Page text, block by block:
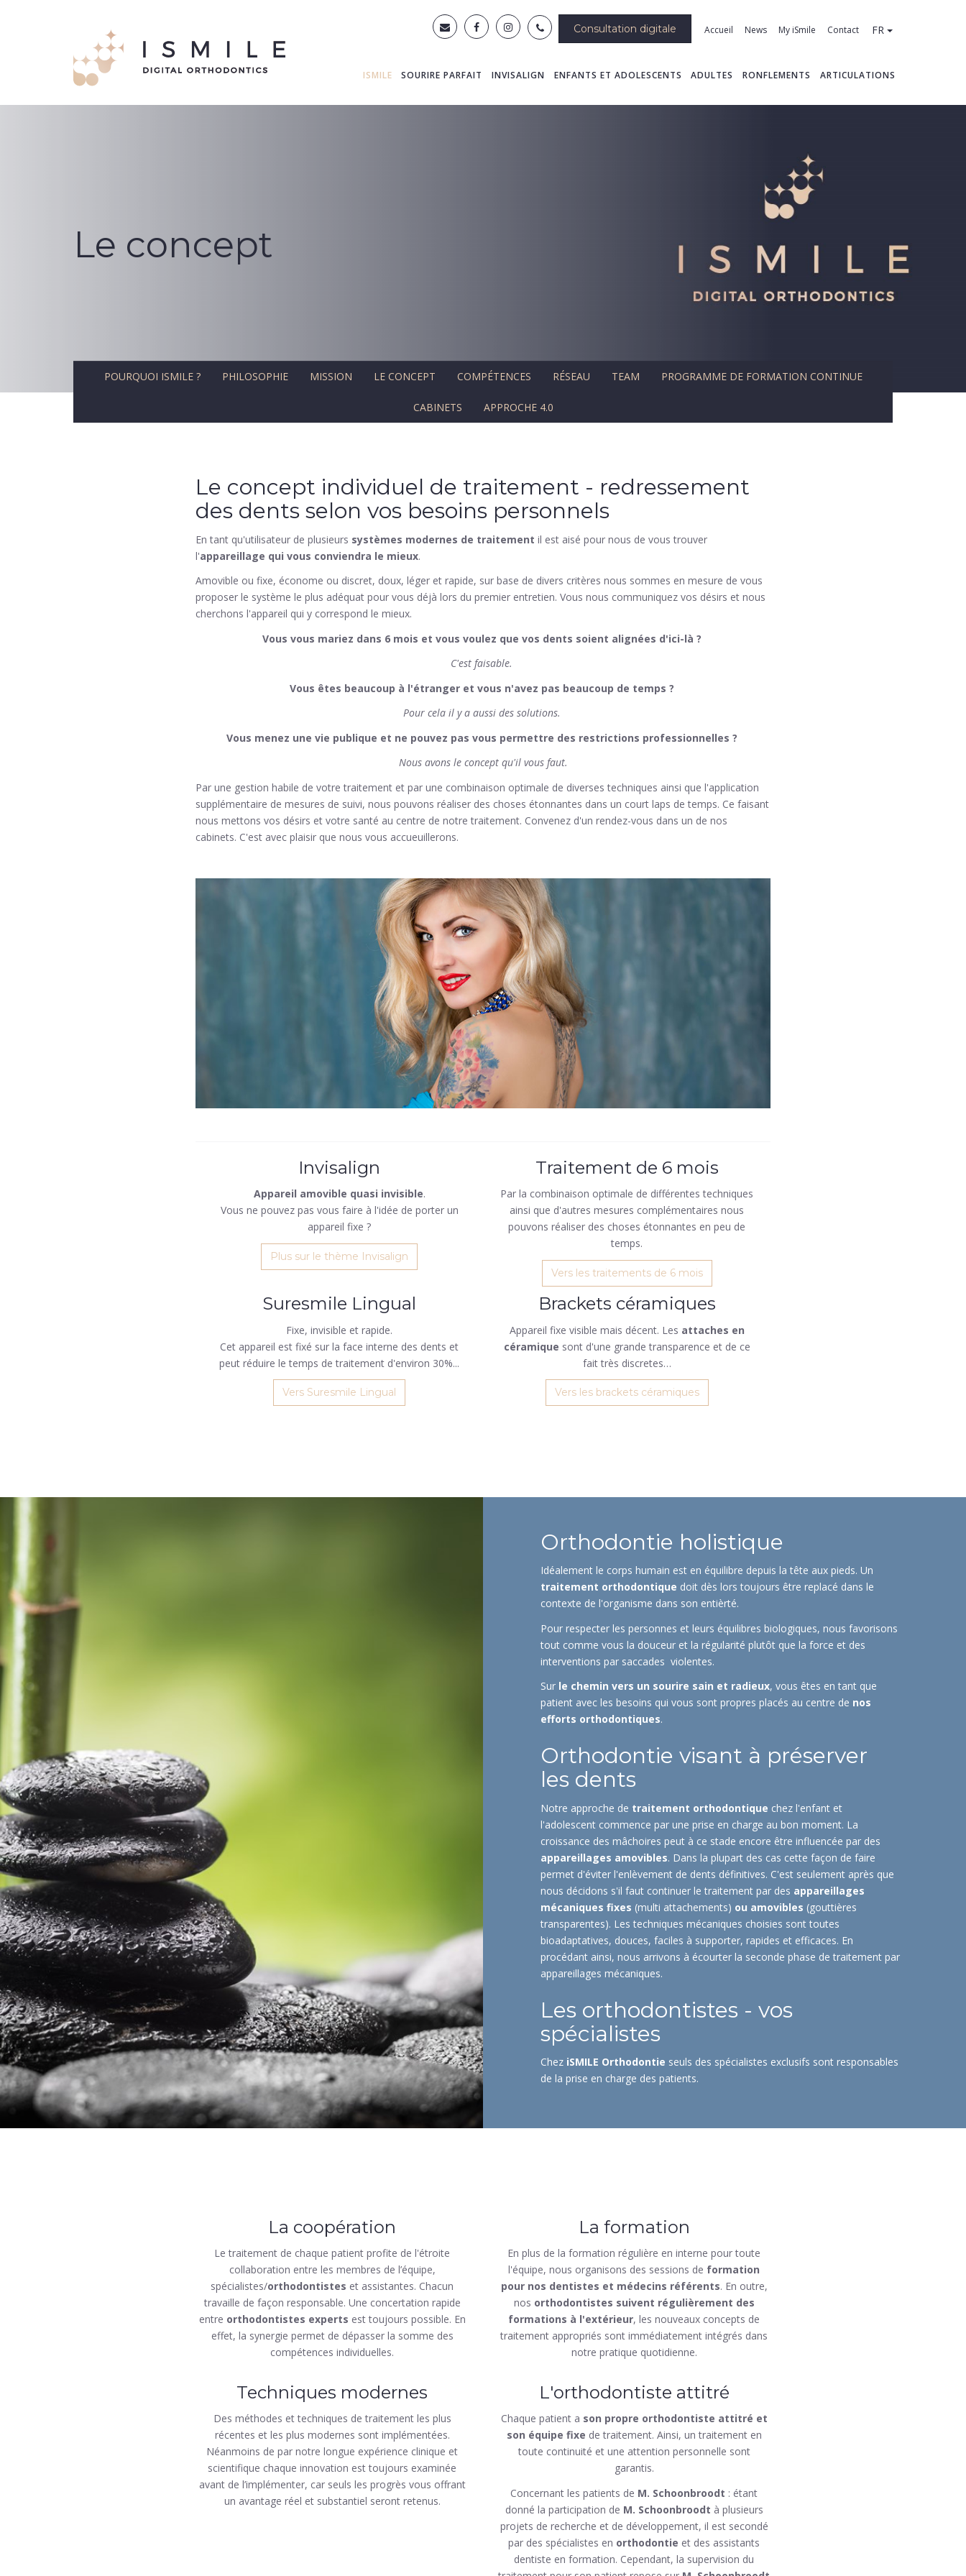
Consultation digitale FR
Accueil News My iSmile Contact
ISMILE SOURIRE PARFAIT INVISALIGN ENFANTS ET ADOLESCENTS ADULTES RONFLEMENTS ARTICULATIONS
Le concept
POURQUOI ISMILE ? PHILOSOPHIE MISSION LE CONCEPT COMPÉTENCES RÉSEAU TEAM PROGRAMME DE FORMATION CONTINUE
CABINETS APPROCHE 4.0
Le concept individuel de traitement - redressement
des dents selon vos besoins personnels
En tant qu'utilisateur de plusieurs systèmes modernes de traitement il est aisé pour nous de vous trouver
l'appareillage qui vous conviendra le mieux.
Amovible ou fixe, économe ou discret, doux, léger et rapide, sur base de divers critères nous sommes en mesure de vous
proposer le système le plus adéquat pour vous déjà lors du premier entretien. Vous nous communiquez vos désirs et nous
cherchons l'appareil qui y correspond le mieux.
Vous vous mariez dans 6 mois et vous voulez que vos dents soient alignées d'ici-là ?
C'est faisable.
Vous êtes beaucoup à l'étranger et vous n'avez pas beaucoup de temps ?
Pour cela il y a aussi des solutions.
Vous menez une vie publique et ne pouvez pas vous permettre des restrictions professionnelles ?
Nous avons le concept qu'il vous faut.
Par une gestion habile de votre traitement et par une combinaison optimale de diverses techniques ainsi que l'application
supplémentaire de mesures de suivi, nous pouvons réaliser des choses étonnantes dans un court laps de temps. Ce faisant
nous mettons vos désirs et votre santé au centre de notre traitement. Convenez d'un rendez-vous dans un de nos
cabinets. C'est avec plaisir que nous vous accueuillerons.
Invisalign
Appareil amovible quasi invisible.
Vous ne pouvez pas vous faire à l'idée de porter un
appareil fixe ?
Plus sur le thème Invisalign
Traitement de 6 mois
Par la combinaison optimale de différentes techniques
ainsi que d'autres mesures complémentaires nous
pouvons réaliser des choses étonnantes en peu de
temps.
Vers les traitements de 6 mois
Suresmile Lingual
Fixe, invisible et rapide.
Cet appareil est fixé sur la face interne des dents et
peut réduire le temps de traitement d'environ 30%...
Vers Suresmile Lingual
Brackets céramiques
Appareil fixe visible mais décent. Les attaches en
céramique sont d'une grande transparence et de ce
fait très discretes…
Vers les brackets céramiques
Orthodontie holistique
Idéalement le corps humain est en équilibre depuis la tête aux pieds. Un
traitement orthodontique doit dès lors toujours être replacé dans le
contexte de l'organisme dans son entièrté.
Pour respecter les personnes et leurs équilibres biologiques, nous favorisons
tout comme vous la douceur et la régularité plutôt que la force et des
interventions par saccades violentes.
Sur le chemin vers un sourire sain et radieux, vous êtes en tant que
patient avec les besoins qui vous sont propres placés au centre de nos
efforts orthodontiques.
Orthodontie visant à préserver
les dents
Notre approche de traitement orthodontique chez l'enfant et
l'adolescent commence par une prise en charge au bon moment. La
croissance des mâchoires peut à ce stade encore être influencée par des
appareillages amovibles. Dans la plupart des cas cette façon de faire
permet d'éviter l'enlèvement de dents définitives. C'est seulement après que
nous décidons s'il faut continuer le traitement par des appareillages
mécaniques fixes (multi attachements) ou amovibles (gouttières
transparentes). Les techniques mécaniques choisies sont toutes
bioadaptatives, douces, faciles à supporter, rapides et efficaces. En
procédant ainsi, nous arrivons à écourter la seconde phase de traitement par
appareillages mécaniques.
Les orthodontistes - vos
spécialistes
Chez iSMILE Orthodontie seuls des spécialistes exclusifs sont responsables
de la prise en charge des patients.
La coopération
Le traitement de chaque patient profite de l'étroite
collaboration entre les membres de l’équipe,
spécialistes/orthodontistes et assistantes. Chacun
travaille de façon responsable. Une concertation rapide
entre orthodontistes experts est toujours possible. En
effet, la synergie permet de dépasser la somme des
compétences individuelles.
La formation
En plus de la formation régulière en interne pour toute
l'équipe, nous organisons des sessions de formation
pour nos dentistes et médecins référents. En outre,
nos orthodontistes suivent régulièrement des
formations à l'extérieur, les nouveaux concepts de
traitement appropriés sont immédiatement intégrés dans
notre pratique quotidienne.
Techniques modernes
Des méthodes et techniques de traitement les plus
récentes et les plus modernes sont implémentées.
Néanmoins de par notre longue expérience clinique et
scientifique chaque innovation est toujours examinée
avant de l’implémenter, car seuls les progrès vous offrant
un avantage réel et substantiel seront retenus.
L'orthodontiste attitré
Chaque patient a son propre orthodontiste attitré et
son équipe fixe de traitement. Ainsi, un traitement en
toute continuité et une attention personnelle sont
garantis.
Concernant les patients de M. Schoonbroodt : étant
donné la participation de M. Schoonbroodt à plusieurs
projets de recherche et de développement, il est secondé
par des spécialistes en orthodontie et des assistants
dentiste en formation. Cependant, la supervision du